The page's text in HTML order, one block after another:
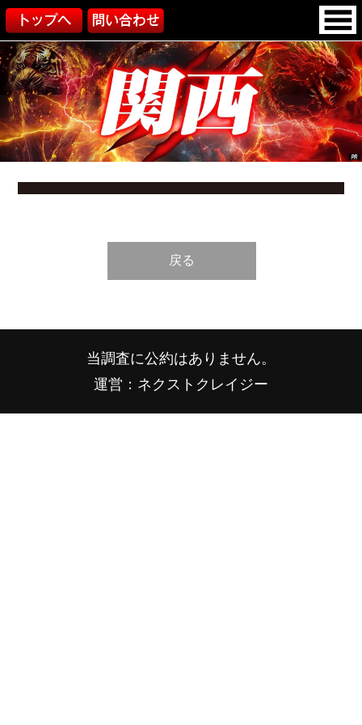
戻る
当調査に公約はありません。
運営：ネクストクレイジー